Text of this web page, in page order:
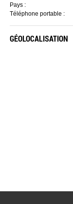
Pays :
Téléphone portable :
GÉOLOCALISATION